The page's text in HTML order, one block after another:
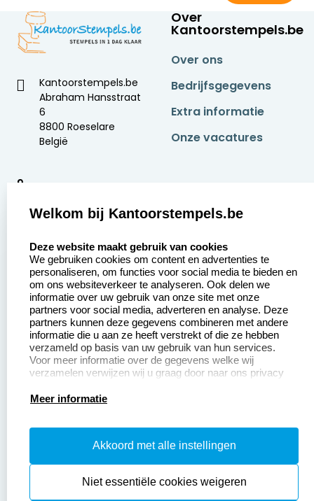
Kantoorstempels.be
Abraham Hansstraat
6
8800 Roeselare
België
9
Over
Kantoorstempels.be
Over ons
Bedrijfsgegevens
Extra informatie
Onze vacatures
Aanvraag op maat
Betaling &
Verzending
Wederverkoper
worden
Contact opnemen
Veel gestelde vragen
Retourneren
Herroepingsrecht
Productinformatie:
Instructiepagina
Safety Sheets
Welkom bij Kantoorstempels.be
Deze website maakt gebruik van cookies
We gebruiken cookies om content en advertenties te
personaliseren, om functies voor social media te bieden en
om ons websiteverkeer te analyseren. Ook delen we
informatie over uw gebruik van onze site met onze
partners voor social media, adverteren en analyse. Deze
partners kunnen deze gegevens combineren met andere
informatie die u aan ze heeft verstrekt of die ze hebben
verzameld op basis van uw gebruik van hun services.
Voor meer informatie over de gegevens welke wij
verzamelen verwijzen wij u graag door naar ons privacy
Meer informatie
Akkoord met alle instellingen
Niet essentiële cookies weigeren